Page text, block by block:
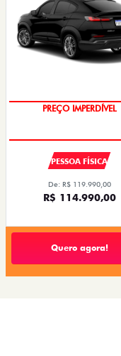
PREÇO IMPERDÍVEL
PESSOA FÍSICA
De: R$ 119.990,00
R$ 114.990,00
Quero agora!